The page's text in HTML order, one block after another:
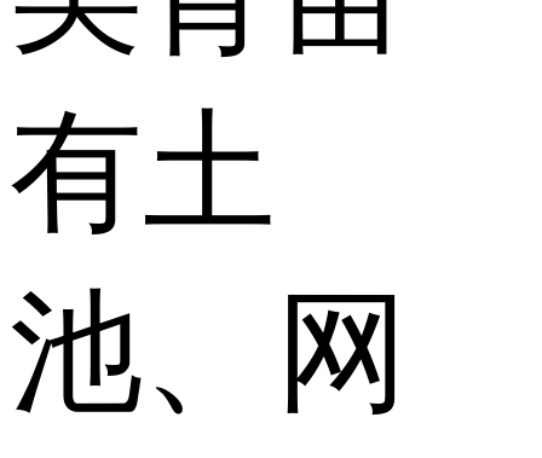
有土
池、网